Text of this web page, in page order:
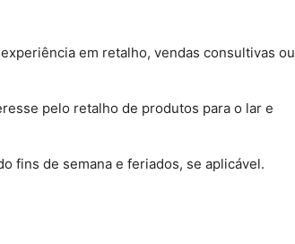
em retalho, vendas consultivas ou
pelo retalho de produtos para o lar e
fins de semana e feriados, se aplicável.